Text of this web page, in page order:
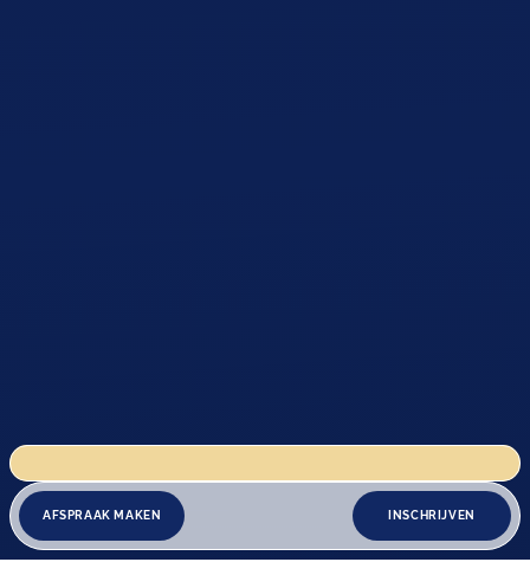
gesloten wegens renovatiewerkzaamheden t/m 18 augustus. Vanaf 19 augustus zijn wij
AFSPRAAK MAKEN INSCHRIJVEN